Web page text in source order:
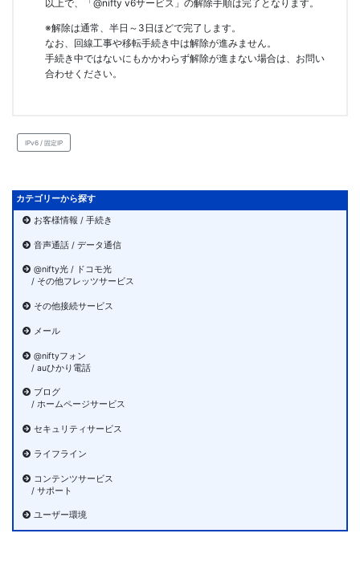
以上で、「@nifty v6サービス」の解除手順は完了となります。
※解除は通常、半日～3日ほどで完了します。
なお、回線工事や移転手続き中は解除が進みません。
手続き中ではないにもかかわらず解除が進まない場合は、お問い
合わせください。
IPv6 / 固定IP
カテゴリーから探す
お客様情報 / 手続き
音声通話 / データ通信
@nifty光 / ドコモ光
/ その他フレッツサービス
その他接続サービス
メール
@niftyフォン
/ auひかり電話
ブログ
/ ホームページサービス
セキュリティサービス
ライフライン
コンテンツサービス
/ サポート
ユーザー環境